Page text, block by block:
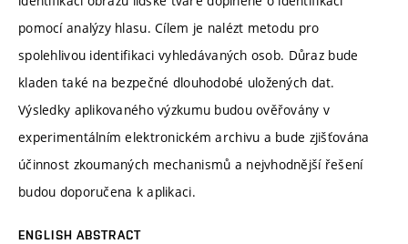
pomocí analýzy hlasu. Cílem je nalézt metodu pro
spolehlivou identifikaci vyhledávaných osob. Důraz bude
kladen také na bezpečné dlouhodobé uložených dat.
Výsledky aplikovaného výzkumu budou ověřovány v
experimentálním elektronickém archivu a bude zjišťována
účinnost zkoumaných mechanismů a nejvhodnější řešení
budou doporučena k aplikaci.
ENGLISH ABSTRACT